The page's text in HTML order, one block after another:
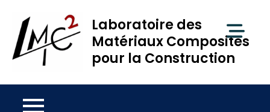
content
Laboratoire des
Matériaux Composites
pour la Construction